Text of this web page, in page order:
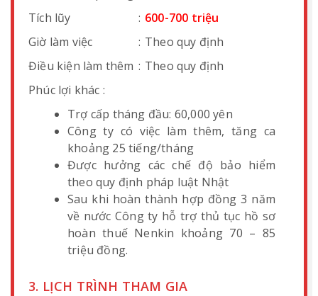
Tích lũy
: 600-700 triệu
Giờ làm việc
: Theo quy định
Điều kiện làm thêm : Theo quy định
Phúc lợi khác :
Trợ cấp tháng đầu: 60,000 yên
Công ty có việc làm thêm, tăng ca
khoảng 25 tiếng/tháng
Được hưởng các chế độ bảo hiểm
theo quy định pháp luật Nhật
Sau khi hoàn thành hợp đồng 3 năm
về nước Công ty hỗ trợ thủ tục hồ sơ
hoàn thuế Nenkin khoảng 70 – 85
triệu đồng.
3. LỊCH TRÌNH THAM GIA